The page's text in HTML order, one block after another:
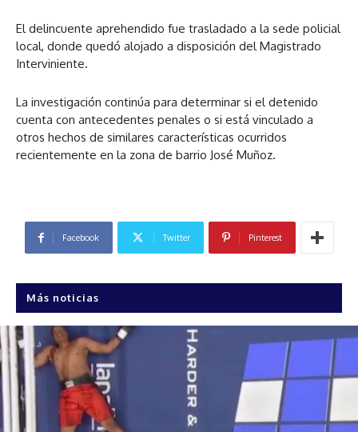
El delincuente aprehendido fue trasladado a la sede policial
local, donde quedó alojado a disposición del Magistrado
Interviniente.
La investigación continúa para determinar si el detenido
cuenta con antecedentes penales o si está vinculado a
otros hechos de similares características ocurridos
recientemente en la zona de barrio José Muñoz.
Facebook Twitter Pinterest
Más noticias